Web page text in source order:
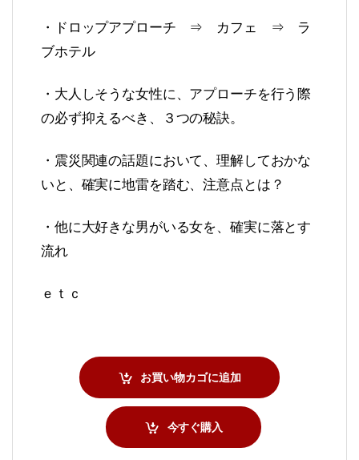
・ドロップアプローチ ⇒ カフェ ⇒ ラ
ブホテル
・大人しそうな女性に、アプローチを行う際
の必ず抑えるべき、３つの秘訣。
・震災関連の話題において、理解しておかな
いと、確実に地雷を踏む、注意点とは？
・他に大好きな男がいる女を、確実に落とす
流れ
ｅｔｃ
お買い物カゴに追加
今すぐ購入